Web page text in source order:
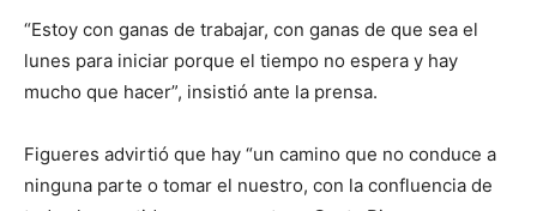
“Estoy con ganas de trabajar, con ganas de que sea el
lunes para iniciar porque el tiempo no espera y hay
mucho que hacer”, insistió ante la prensa.
Figueres advirtió que hay “un camino que no conduce a
ninguna parte o tomar el nuestro, con la confluencia de